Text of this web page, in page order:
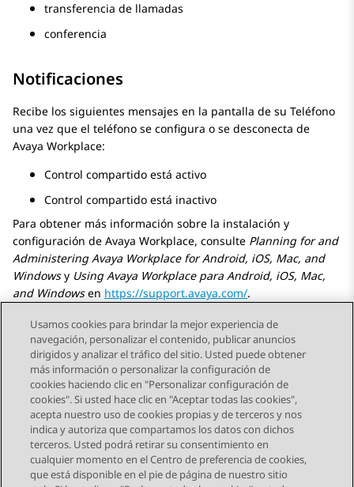
transferencia de llamadas
conferencia
Notificaciones
Recibe los siguientes mensajes en la pantalla de su Teléfono
una vez que el teléfono se configura o se desconecta de
Avaya Workplace:
Control compartido está activo
Control compartido está inactivo
Para obtener más información sobre la instalación y
configuración de Avaya Workplace, consulte Planning for and
AdministeringAvaya Workplacefor Android, iOS, Mac, and
Windowsy UsingAvaya Workplacepara Android, iOS, Mac,
and Windowsen https://support.avaya.com/.
Send Feedback
Navegación de tema
Tema anterior Tema siguiente
Usamos cookies para brindar la mejor experiencia de
navegación, personalizar el contenido, publicar anuncios
dirigidos y analizar el tráfico del sitio. Usted puede obtener
más información o personalizar la configuración de
cookies haciendo clic en "Personalizar configuración de
cookies". Si usted hace clic en "Aceptar todas las cookies",
acepta nuestro uso de cookies propias y de terceros y nos
indica y autoriza que compartamos los datos con dichos
terceros. Usted podrá retirar su consentimiento en
cualquier momento en el Centro de preferencia de cookies,
que está disponible en el pie de página de nuestro sitio